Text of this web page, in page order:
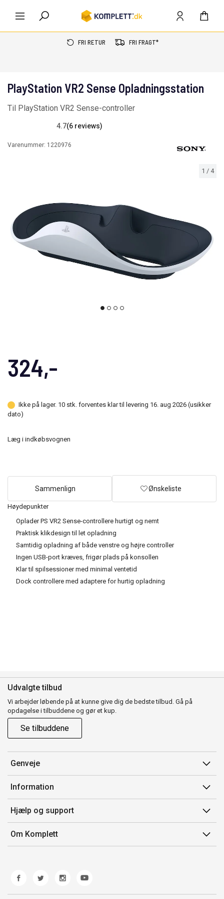
FRI RETUR FRI FRAGT*
1 / 4
Høydepunkter
Oplader PS VR2 Sense-controllere hurtigt og nemt
Praktisk klikdesign til let opladning
Samtidig opladning af både venstre og højre controller
Ingen USB-port kræves, frigør plads på konsollen
Klar til spilsessioner med minimal ventetid
Dock controllere med adaptere for hurtig opladning
PlayStation VR2 Sense Opladningsstation
Til PlayStation VR2 Sense-controller
4.7(6 reviews)
Varenummer: 1220976
324,-
Ikke på lager. 10 stk. forventes klar til levering 16. aug 2026 (usikker
dato)
Læg i indkøbsvognen
Sammenlign Ønskeliste
Udvalgte tilbud
Vi arbejder løbende på at kunne give dig de bedste tilbud. Gå på
opdagelse i tilbuddene og gør et kup.
Se tilbuddene
Genveje
Min side
Ordrehistorik
Gavekort
Information
Salgsbetingelser
Mærker/producent
Fortrydelsesret
Hjælp og support
Kontakt os
Kundeservice
Fejl/Mangler
Fragt og levering
Om Komplett